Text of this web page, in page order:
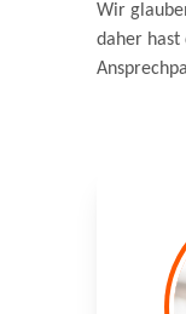
Wir
daher hast